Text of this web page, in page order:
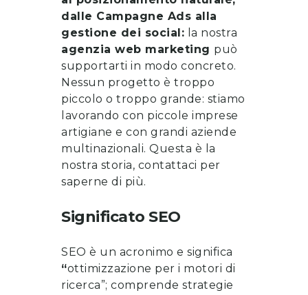
dalle Campagne Ads alla
gestione dei social: la nostra
agenzia web marketing può
supportarti in modo concreto.
Nessun progetto è troppo
piccolo o troppo grande: stiamo
lavorando con piccole imprese
artigiane e con grandi aziende
multinazionali. Questa è la
nostra storia, contattaci per
saperne di più.
Significato SEO
SEO è un acronimo e significa
“ottimizzazione per i motori di
ricerca”; comprende strategie